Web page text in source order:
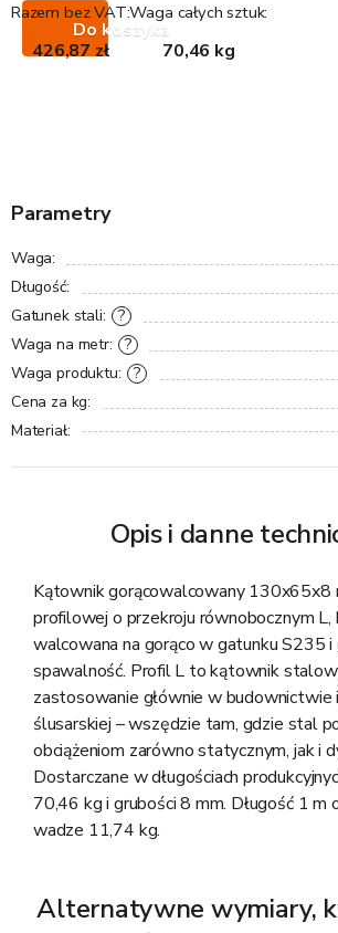
Do koszyka
Waga całych sztuk:
70,46 kg
Razem bez VAT:
426,87 zł
Parametry
Waga:
Długość:
?
Gatunek stali:
?
Waga na metr:
?
Waga produktu:
Cena za kg:
Materiał:
Opis i danne
Kątownik gorącowalcowany 130x65x8
profilowej o przekroju równobocznym
walcowana na gorąco w gatunku S235 i
spawalność. Profil L to kątownik
zastosowanie głównie w budownictwie
ślusarskiej – wszędzie tam, gdzie stal
obciążeniom zarówno statycznym, jak i
Dostarczane w długościach
70,46 kg i grubości 8 mm. Długość 1 m
wadze 11,74 kg.
Alternatywne wymiary,